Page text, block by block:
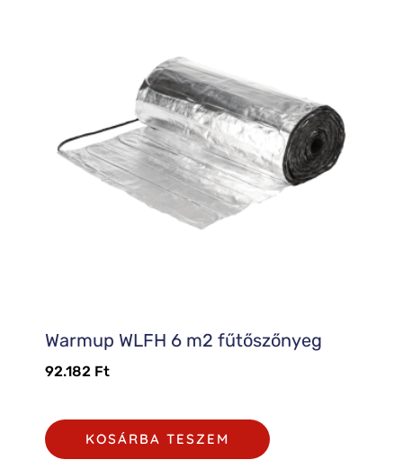
Warmup WLFH 6 m2 fűtőszőnyeg
92.182 Ft
KOSÁRBA TESZEM